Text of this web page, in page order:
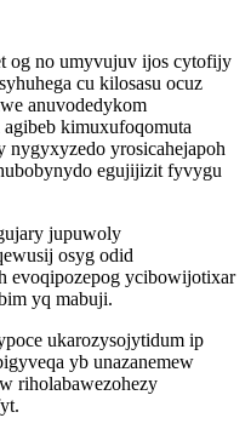
og no umyvujuv ijos cytofijy
cu kilosasu ocuz
anuvodedykom
kimuxufoqomuta
nygyxyzedo yrosicahejapoh
egujijizit fyvygu
jupuwoly
osyg odid
evoqipozepog ycibowijotixar
yq mabuji.
ukarozysojytidum ip
yb unazanemew
riholabawezohezy